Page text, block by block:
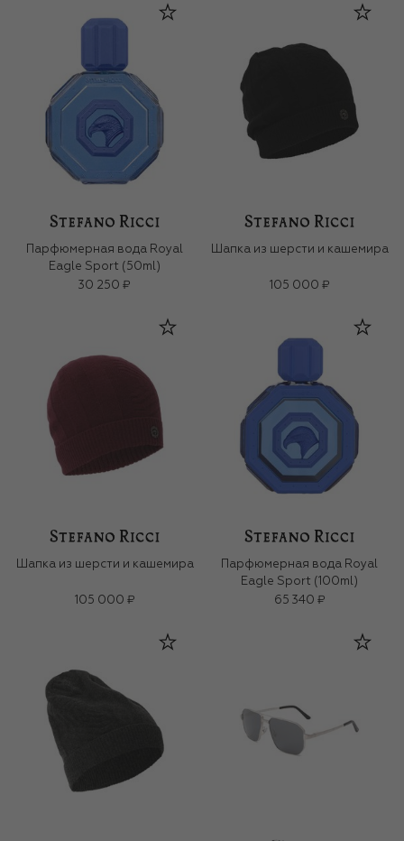
Парфюмерная вода Royal
Eagle Sport (50ml)
30 250 ₽
Шапка из шерсти и кашемира
105 000 ₽
Шапка из шерсти и кашемира
105 000 ₽
Парфюмерная вода Royal
Eagle Sport (100ml)
65 340 ₽